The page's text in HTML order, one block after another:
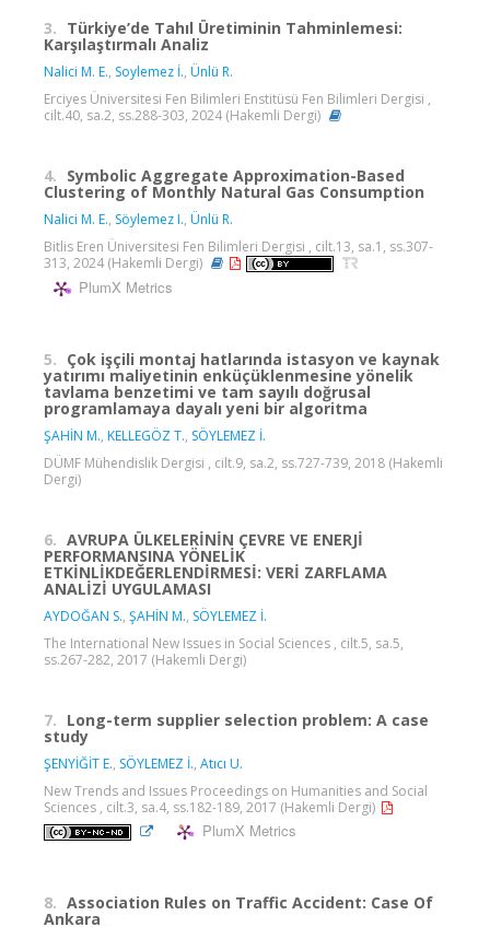
3. Türkiye’de Tahıl Üretiminin Tahminlemesi:
Karşılaştırmalı Analiz
Nalici M. E., Soylemez İ., Ünlü R.
Erciyes Üniversitesi Fen Bilimleri Enstitüsü Fen Bilimleri Dergisi ,
cilt.40, sa.2, ss.288-303, 2024 (Hakemli Dergi)
4. Symbolic Aggregate Approximation-Based
Clustering of Monthly Natural Gas Consumption
Nalici M. E., Söylemez I., Ünlü R.
Bitlis Eren Üniversitesi Fen Bilimleri Dergisi , cilt.13, sa.1, ss.307-
313, 2024 (Hakemli Dergi)
PlumX Metrics
5. Çok işçili montaj hatlarında istasyon ve kaynak
yatırımı maliyetinin enküçüklenmesine yönelik
tavlama benzetimi ve tam sayılı doğrusal
programlamaya dayalı yeni bir algoritma
ŞAHİN M., KELLEGÖZ T., SÖYLEMEZ İ.
DÜMF Mühendislik Dergisi , cilt.9, sa.2, ss.727-739, 2018 (Hakemli
Dergi)
6. AVRUPA ÜLKELERİNİN ÇEVRE VE ENERJİ
PERFORMANSINA YÖNELİK
ETKİNLİKDEĞERLENDİRMESİ: VERİ ZARFLAMA
ANALİZİ UYGULAMASI
AYDOĞAN S., ŞAHİN M., SÖYLEMEZ İ.
The International New Issues in Social Sciences , cilt.5, sa.5,
ss.267-282, 2017 (Hakemli Dergi)
7. Long-term supplier selection problem: A case
study
ŞENYİĞİT E., SÖYLEMEZ İ., Atıcı U.
New Trends and Issues Proceedings on Humanities and Social
Sciences , cilt.3, sa.4, ss.182-189, 2017 (Hakemli Dergi)
PlumX Metrics
8. Association Rules on Traffic Accident: Case Of
Ankara